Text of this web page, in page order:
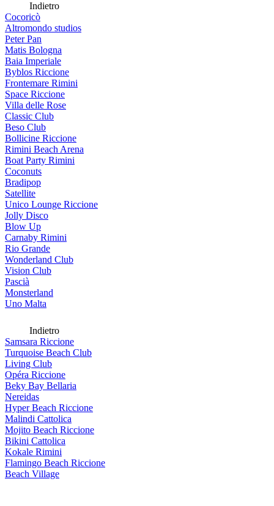
Indietro
Cocoricò
Altromondo studios
Peter Pan
Matis Bologna
Baia Imperiale
Byblos Riccione
Frontemare Rimini
Space Riccione
Villa delle Rose
Classic Club
Beso Club
Bollicine Riccione
Rimini Beach Arena
Boat Party Rimini
Coconuts
Bradipop
Satellite
Unico Lounge Riccione
Jolly Disco
Blow Up
Carnaby Rimini
Rio Grande
Wonderland Club
Vision Club
Pascià
Monsterland
Uno Malta
Indietro
Samsara Riccione
Turquoise Beach Club
Living Club
Opéra Riccione
Beky Bay Bellaria
Nereidas
Hyper Beach Riccione
Malindi Cattolica
Mojito Beach Riccione
Bikini Cattolica
Kokale Rimini
Flamingo Beach Riccione
Beach Village